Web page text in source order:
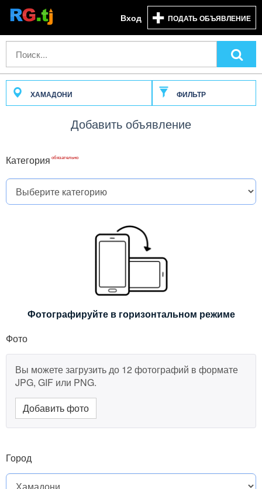
Вход ПОДАТЬ ОБЪЯВЛЕНИЕ
ХАМАДОНИ ФИЛЬТР
Добавить объявление
Категория
Фотографируйте в горизонтальном режиме
Фото
Вы можете загрузить до 12 фотографий в формате
JPG, GIF или PNG.
Добавить фото
Город